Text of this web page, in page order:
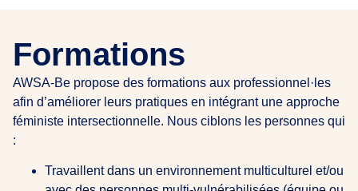
Formations
AWSA-Be propose des formations aux professionnel·les
afin d’améliorer leurs pratiques en intégrant une approche
féministe intersectionnelle. Nous ciblons les personnes qui
:
Travaillent dans un environnement multiculturel et/ou